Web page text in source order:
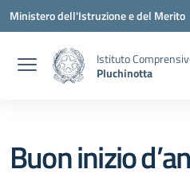
Vai ai contenuti
Vai al menu di navigazione
Vai al footer
Ministero dell'Istruzione e del Merito
Istituto
Pluchinotta
Buon inizio